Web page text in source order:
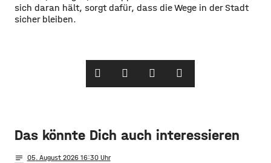
sich daran hält, sorgt dafür, dass die Wege in der Stadt
sicher bleiben.
Das könnte Dich auch interessieren
notes 05. August 2026 16:30